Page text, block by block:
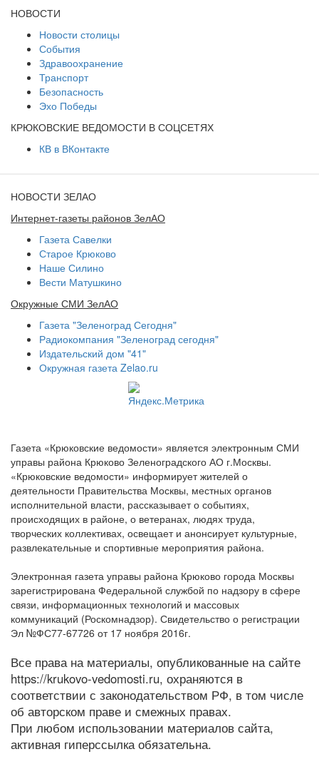
НОВОСТИ
Новости столицы
События
Здравоохранение
Транспорт
Безопасность
Эхо Победы
КРЮКОВСКИЕ ВЕДОМОСТИ В СОЦСЕТЯХ
КВ в ВКонтакте
НОВОСТИ ЗЕЛАО
Интернет-газеты районов ЗелАО
Газета Савелки
Старое Крюково
Наше Силино
Вести Матушкино
Окружные СМИ ЗелАО
Газета "Зеленоград Сегодня"
Радиокомпания "Зеленоград сегодня"
Издательский дом "41"
Окружная газета Zelao.ru
Газета «Крюковские ведомости» является электронным СМИ
управы района Крюково Зеленоградского АО г.Москвы.
«Крюковские ведомости» информирует жителей о
деятельности Правительства Москвы, местных органов
исполнительной власти, рассказывает о событиях,
происходящих в районе, о ветеранах, людях труда,
творческих коллективах, освещает и анонсирует культурные,
развлекательные и спортивные мероприятия района.
Электронная газета управы района Крюково города Москвы
зарегистрирована Федеральной службой по надзору в сфере
связи, информационных технологий и массовых
коммуникаций (Роскомнадзор). Свидетельство о регистрации
Эл №ФС77-67726 от 17 ноября 2016г.
Все права на материалы, опубликованные на сайте
https://krukovo-vedomosti.ru, охраняются в
соответствии с законодательством РФ, в том числе
об авторском праве и смежных правах.
При любом использовании материалов сайта,
активная гиперссылка обязательна.